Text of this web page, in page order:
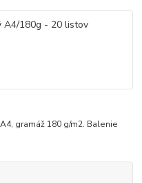
gramáž 180 g/m2. Balenie